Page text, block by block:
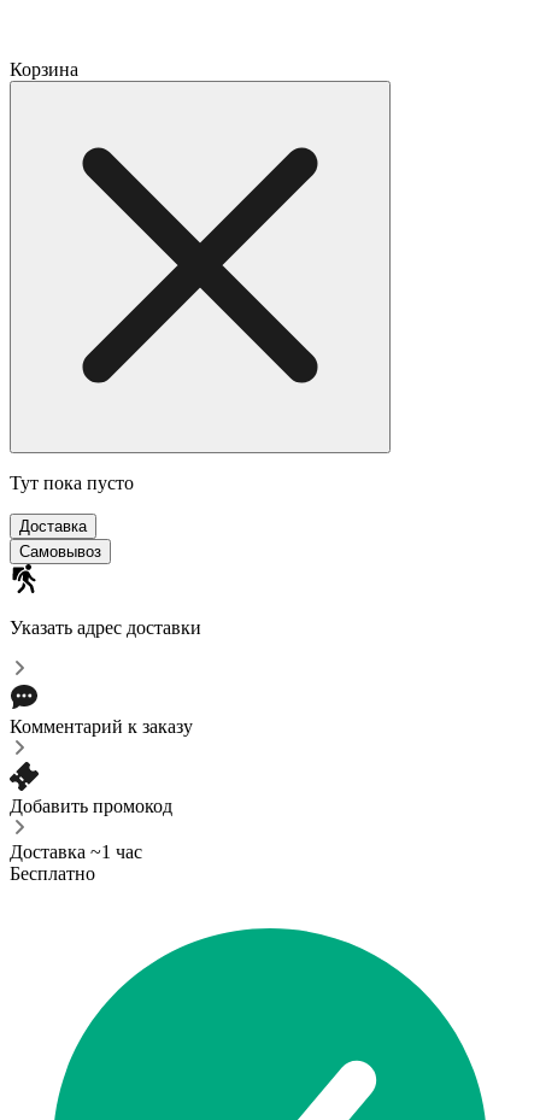
Корзина
Тут пока пусто
Доставка
Самовывоз
Указать адрес доставки
Комментарий к заказу
Добавить промокод
Доставка ~1 час
Бесплатно